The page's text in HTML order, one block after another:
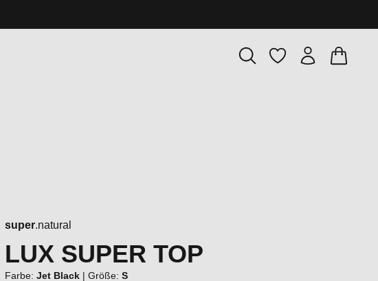
Du hast 0
super.natural
LUX SUPER TOP
Farbe:Jet Black | Größe:S